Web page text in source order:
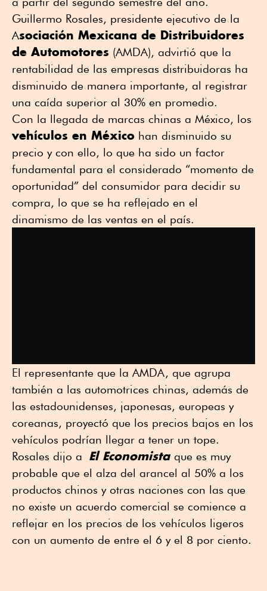
Guillermo Rosales, presidente ejecutivo de la
Asociación Mexicana de Distribuidores
de Automotores (AMDA), advirtió que la
rentabilidad de las empresas distribuidoras ha
disminuido de manera importante, al registrar
una caída superior al 30% en promedio.
Con la llegada de marcas chinas a México, los
vehículos en México han disminuido su
precio y con ello, lo que ha sido un factor
fundamental para el considerado “momento de
oportunidad” del consumidor para decidir su
compra, lo que se ha reflejado en el
dinamismo de las ventas en el país.
El representante que la AMDA, que agrupa
también a las automotrices chinas, además de
las estadounidenses, japonesas, europeas y
coreanas, proyectó que los precios bajos en los
vehículos podrían llegar a tener un tope.
Rosales dijo a El Economista que es muy
probable que el alza del arancel al 50% a los
productos chinos y otras naciones con las que
no existe un acuerdo comercial se comience a
reflejar en los precios de los vehículos ligeros
con un aumento de entre el 6 y el 8 por ciento.